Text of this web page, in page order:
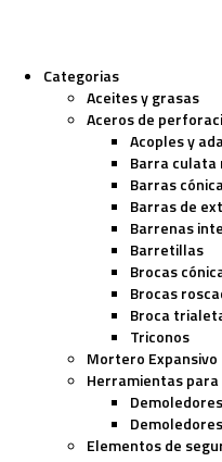
Categorias
Aceites y grasas
Aceros de
Acoples y
Barra culata
Barras
Barras de
Barrenas
Barretillas
Brocas
Brocas
Broca
Triconos
Mortero Expansivo
Herramientas
Elementos de